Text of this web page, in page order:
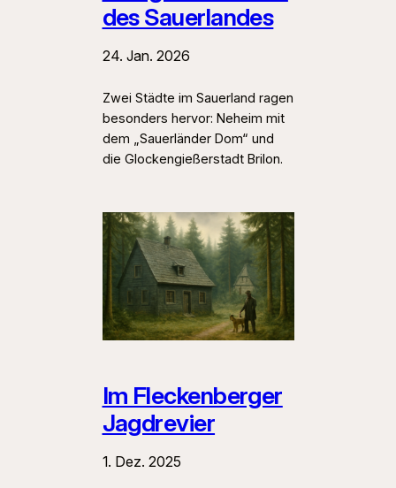
des Sauerlandes
24. Jan. 2026
Zwei Städte im Sauerland ragen
besonders hervor: Neheim mit
dem „Sauerländer Dom“ und
die Glockengießerstadt Brilon.
Im Fleckenberger
Jagdrevier
1. Dez. 2025